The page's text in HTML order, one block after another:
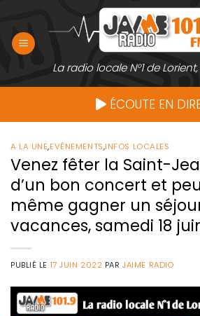
contenu
La radio locale N°1 de
ÉCOUTE EN
A LA UNE,EVÉNEMENTS,INFOS LOCALES
Venez fêter la Saint-
d’un bon concert et
même gagner un
vacances, samedi 18
PUBLIÉ LE 17 JUIN 2022 PARJAIME RADIO